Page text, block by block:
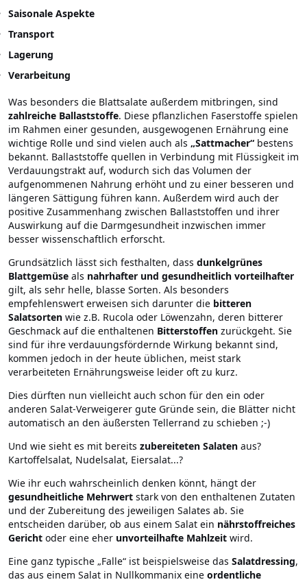
Saisonale Aspekte
Transport
Lagerung
Verarbeitung
Was besonders die Blattsalate außerdem mitbringen, sind
zahlreiche Ballaststoffe. Diese pflanzlichen Faserstoffe spielen
im Rahmen einer gesunden, ausgewogenen Ernährung eine
wichtige Rolle und sind vielen auch als „Sattmacher“ bestens
bekannt. Ballaststoffe quellen in Verbindung mit Flüssigkeit im
Verdauungstrakt auf, wodurch sich das Volumen der
aufgenommenen Nahrung erhöht und zu einer besseren und
längeren Sättigung führen kann. Außerdem wird auch der
positive Zusammenhang zwischen Ballaststoffen und ihrer
Auswirkung auf die Darmgesundheit inzwischen immer
besser wissenschaftlich erforscht.
Grundsätzlich lässt sich festhalten, dass dunkelgrünes
Blattgemüse als nahrhafter und gesundheitlich vorteilhafter
gilt, als sehr helle, blasse Sorten. Als besonders
empfehlenswert erweisen sich darunter die bitteren
Salatsorten wie z.B. Rucola oder Löwenzahn, deren bitterer
Geschmack auf die enthaltenen Bitterstoffen zurückgeht. Sie
sind für ihre verdauungsfördernde Wirkung bekannt sind,
kommen jedoch in der heute üblichen, meist stark
verarbeiteten Ernährungsweise leider oft zu kurz.
Dies dürften nun vielleicht auch schon für den ein oder
anderen Salat-Verweigerer gute Gründe sein, die Blätter nicht
automatisch an den äußersten Tellerrand zu schieben ;-)
Und wie sieht es mit bereits zubereiteten Salaten aus?
Kartoffelsalat, Nudelsalat, Eiersalat...?
Wie ihr euch wahrscheinlich denken könnt, hängt der
gesundheitliche Mehrwert stark von den enthaltenen Zutaten
und der Zubereitung des jeweiligen Salates ab. Sie
entscheiden darüber, ob aus einem Salat ein nährstoffreiches
Gericht oder eine eher unvorteilhafte Mahlzeit wird.
Eine ganz typische „Falle“ ist beispielsweise das Salatdressing,
das aus einem Salat in Nullkommanix eine ordentliche